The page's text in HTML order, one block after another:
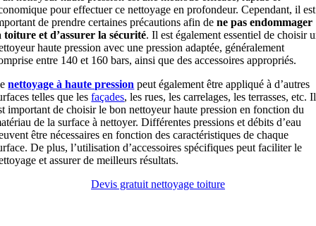
pour effectuer ce nettoyage en profondeur. Cependant, il est
de prendre certaines précautions afin dene pas endommager
toiture et d’assurer la sécurité. Il est également essentiel de choisir
haute pression avec une pression adaptée, généralement
entre 140 et 160 bars, ainsi que des accessoires appropriés.
nettoyage à haute pression peut également être appliqué à d’autres
telles que lesfaçades, les rues, les carrelages, les terrasses, etc. Il
important de choisir le bon nettoyeur haute pression en fonction du
de la surface à nettoyer. Différentes pressions et débits d’eau
être nécessaires en fonction des caractéristiques de chaque
De plus, l’utilisation d’accessoires spécifiques peut faciliter le
et assurer de meilleurs résultats.
Devis gratuit nettoyage toiture